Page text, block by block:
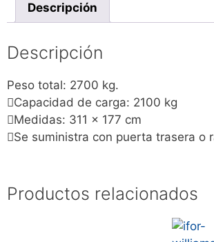
Descripción
Descripción
Peso total: 2700 kg.
Capacidad de carga: 2100 kg
Medidas: 311 x 177 cm
Se suministra con puerta trasera o
Productos relacionados